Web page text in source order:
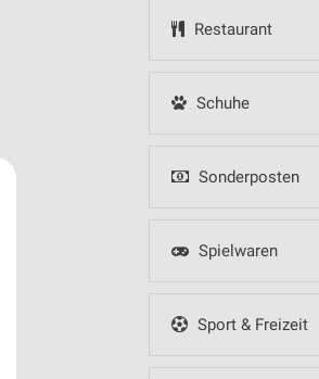
Restaurant
Schuhe
Sonderposten
Spielwaren
Sport & Freizeit